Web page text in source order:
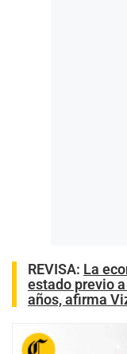
REVISA: La
estado previo
años, afirma